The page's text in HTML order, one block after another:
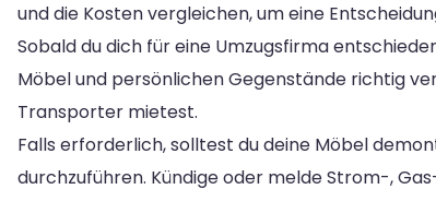
und die Kosten vergleichen, um eine
Sobald du dich für eine Umzugsfirma
Möbel und persönlichen Gegenstände richtig
Transporter mietest.
Falls erforderlich, solltest du deine Möbel
durchzuführen. Kündige oder melde Strom-,